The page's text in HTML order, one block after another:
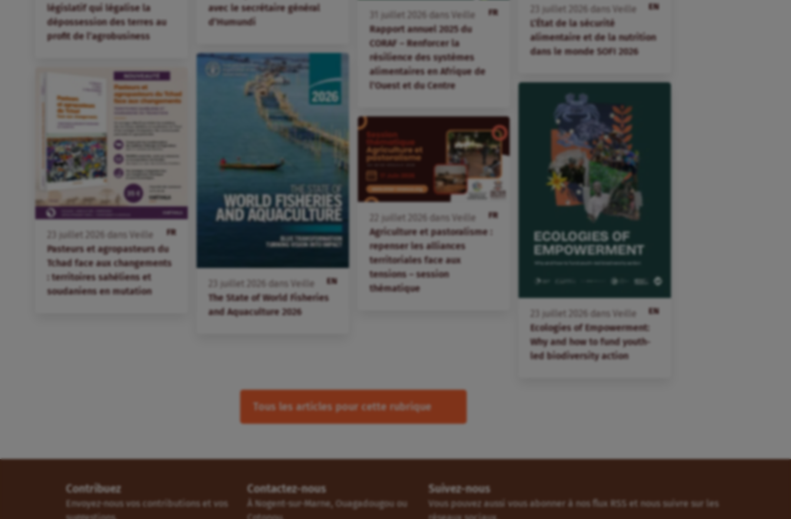
législatif qui légalise la
dépossession des terres au
profit de l’agrobusiness
avec le secrétaire général
d’Humundi
FR
juillet dans
Veille
Rapport annuel 2025 du
CORAF – Renforcer la
résilience des systèmes
alimentaires en Afrique de
l’Ouest et du Centre
EN
juillet dans
Veille
L’État de la sécurité
alimentaire et de la nutrition
dans le monde SOFI 2026
EN
juillet dans
Veille
The State of World Fisheries
and Aquaculture 2026
FR
juillet dans
Veille
Pasteurs et agropasteurs du
Tchad face aux changements
: territoires sahéliens et
soudaniens en mutation
EN
juillet dans
Veille
Ecologies of Empowerment:
Why and how to fund youth-
led biodiversity action
FR
juillet dans
Veille
Agriculture et pastoralisme :
repenser les alliances
territoriales face aux
tensions – session
thématique
Tous les articles pour cette rubrique
Contribuez
Envoyez-nous vos contributions et vos
Contactez-nous
À Nogent-sur-Marne, Ouagadougou ou
Suivez-nous
Vous pouvez aussi vous abonner à nos flux RSS et nous suivre sur les